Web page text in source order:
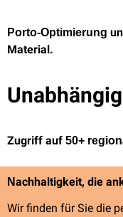
Porto-Optimierung
Material.
Zugriff auf 50+
Nachhaltigkeit, die
Wir finden für Sie die